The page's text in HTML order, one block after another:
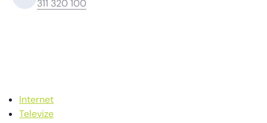
311 320 100
Internet
Televize